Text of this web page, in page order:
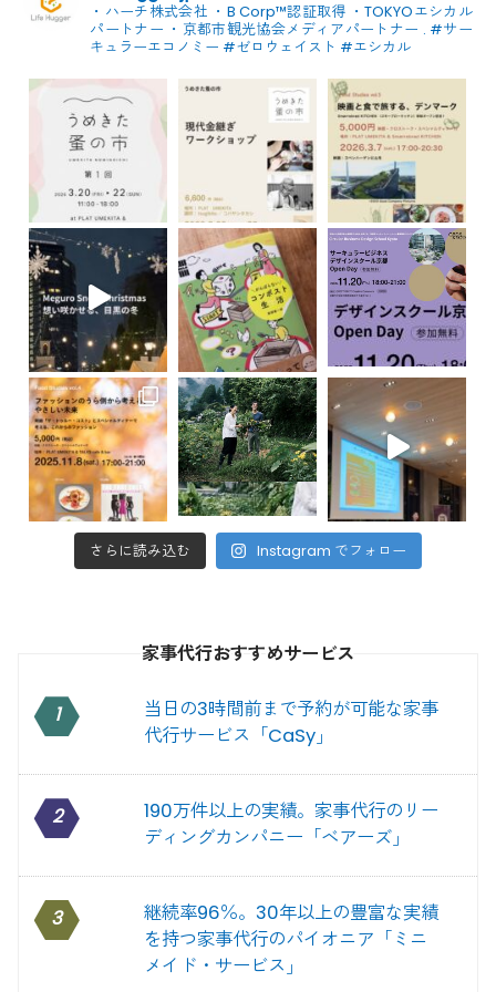
・ハーチ株式会社 ・B Corp™認証取得 ・TOKYOエシカル
パートナー ・京都市観光協会メディアパートナー . #サー
キュラーエコノミー #ゼロウェイスト #エシカル
さらに読み込む Instagram でフォロー
家事代行おすすめサービス
1
当日の3時間前まで予約が可能な家事
代行サービス「CaSy」
2
190万件以上の実績。家事代行のリー
ディングカンパニー「ベアーズ」
3
継続率96％。30年以上の豊富な実績
を持つ家事代行のパイオニア「ミニ
メイド・サービス」